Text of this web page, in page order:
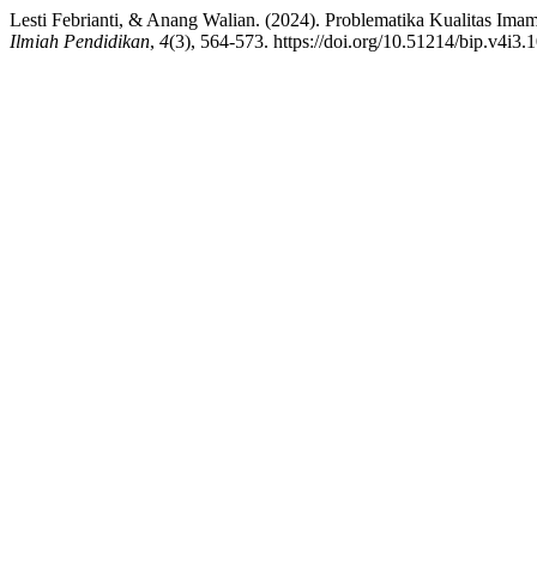
Lesti Febrianti, & Anang Walian. (2024). Problematika Kualitas
Ilmiah Pendidikan, 4(3), 564-573. https://doi.org/10.51214/